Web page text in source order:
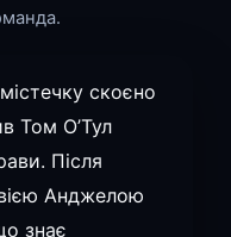
скоєно
Том О’Тул
Після
Анджелою
знає